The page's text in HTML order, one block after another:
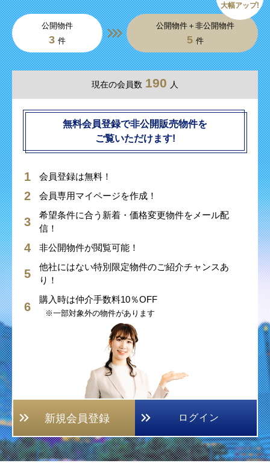
公開物件
3 件
公開物件＋非公開物件
5 件
大幅アップ!
現在の会員数 190 人
無料会員登録で非公開販売物件を
ご覧いただけます!
会員登録は無料！
会員専用マイページを作成！
希望条件に合う新着・価格変更物件をメール配
信！
非公開物件が閲覧可能！
他社にはない特別限定物件のご紹介チャンスあ
り！
購入時は仲介手数料10％OFF
※一部対象外の物件があります
新規会員登録 ログイン